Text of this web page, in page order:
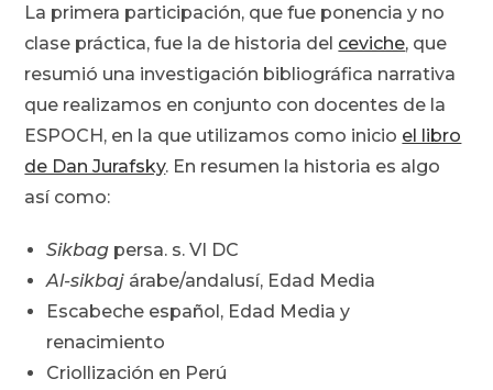
La primera participación, que fue ponencia y no
clase práctica, fue la de historia del ceviche, que
resumió una investigación bibliográfica narrativa
que realizamos en conjunto con docentes de la
ESPOCH, en la que utilizamos como inicio el libro
de Dan Jurafsky. En resumen la historia es algo
así como:
Sikbag persa. s. VI DC
Al-sikbaj árabe/andalusí, Edad Media
Escabeche español, Edad Media y
renacimiento
Criollización en Perú